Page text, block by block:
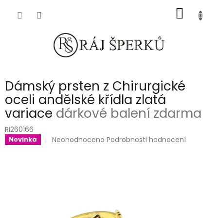
KOŠÍK
Dámský prsten z Chirurgické
oceli andělské křídla zlatá
variace dárkové balení zdarma
RI260166
Novinka
Průměrné
Neohodnoceno Podrobnosti hodnocení